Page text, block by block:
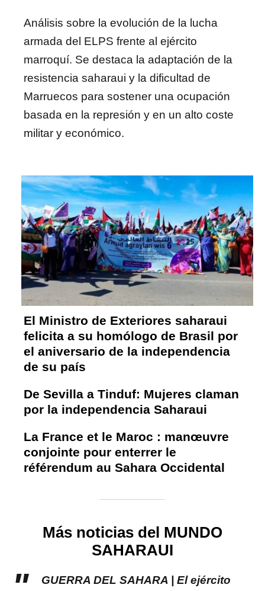
Análisis sobre la evolución de la lucha
armada del ELPS frente al ejército
marroquí. Se destaca la adaptación de la
resistencia saharaui y la dificultad de
Marruecos para sostener una ocupación
basada en la represión y en un alto coste
militar y económico.
El Ministro de Exteriores saharaui
felicita a su homólogo de Brasil por
el aniversario de la independencia
de su país
De Sevilla a Tinduf: Mujeres claman
por la independencia Saharaui
La France et le Maroc : manœuvre
conjointe pour enterrer le
référendum au Sahara Occidental
Más noticias del MUNDO
SAHARAUI
GUERRA DEL SAHARA | El ejército